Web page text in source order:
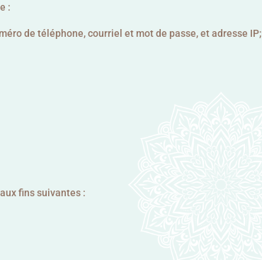
:
de téléphone, courriel et mot de passe, et adresse IP;
fins suivantes :